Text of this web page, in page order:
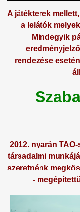
A játékterek
a lelátók
Mindegyik
rendezése
2012. nyarán
társadalmi
szeretnénk
-